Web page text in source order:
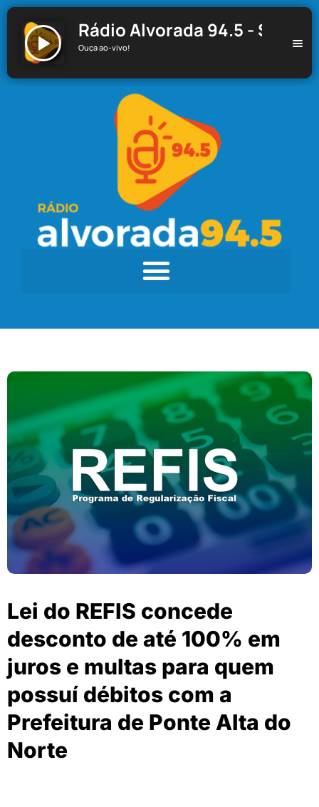
Rádio Alvorada 94.5 - Santa
Ouça ao-vivo!
Lei do REFIS concede
desconto de até 100% em
juros e multas para quem
possuí débitos com a
Prefeitura de Ponte Alta do
Norte